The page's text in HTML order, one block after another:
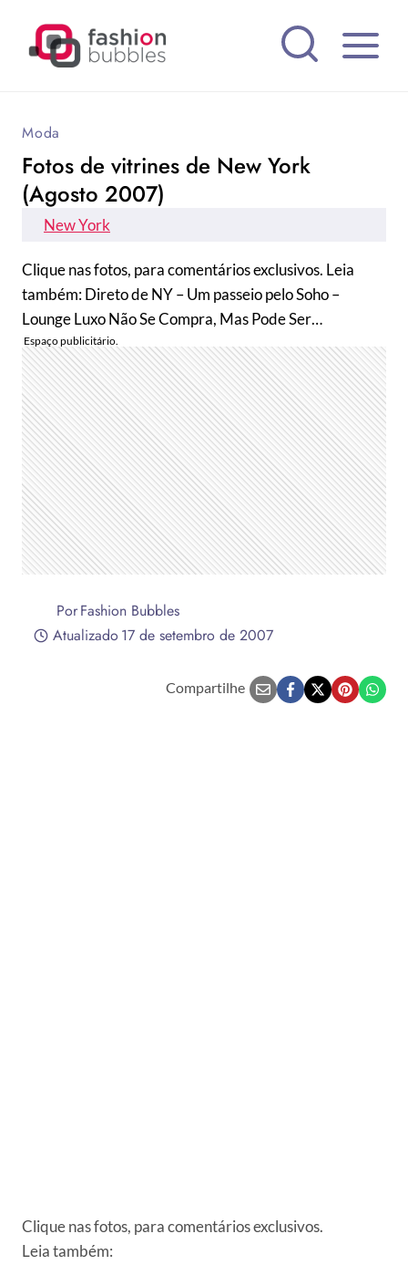
Moda
Fotos de vitrines de New York
(Agosto 2007)
New York
Clique nas fotos, para comentários exclusivos. Leia
também: Direto de NY – Um passeio pelo Soho –
Lounge Luxo Não Se Compra, Mas Pode Ser…
PorFashion Bubbles
Atualizado17 de setembro de 2007
Compartilhe
Clique nas fotos, para comentários exclusivos.
Leia também: